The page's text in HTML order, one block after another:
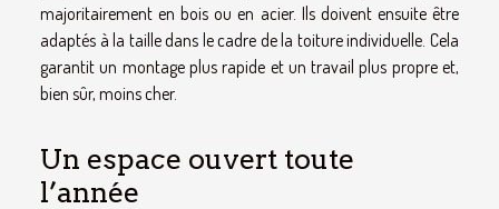
majoritairement en bois ou en acier. Ils doivent ensuite être
adaptés à la taille dans le cadre de la toiture individuelle. Cela
garantit un montage plus rapide et un travail plus propre et,
bien sûr, moins cher.
Un espace ouvert toute
l’année